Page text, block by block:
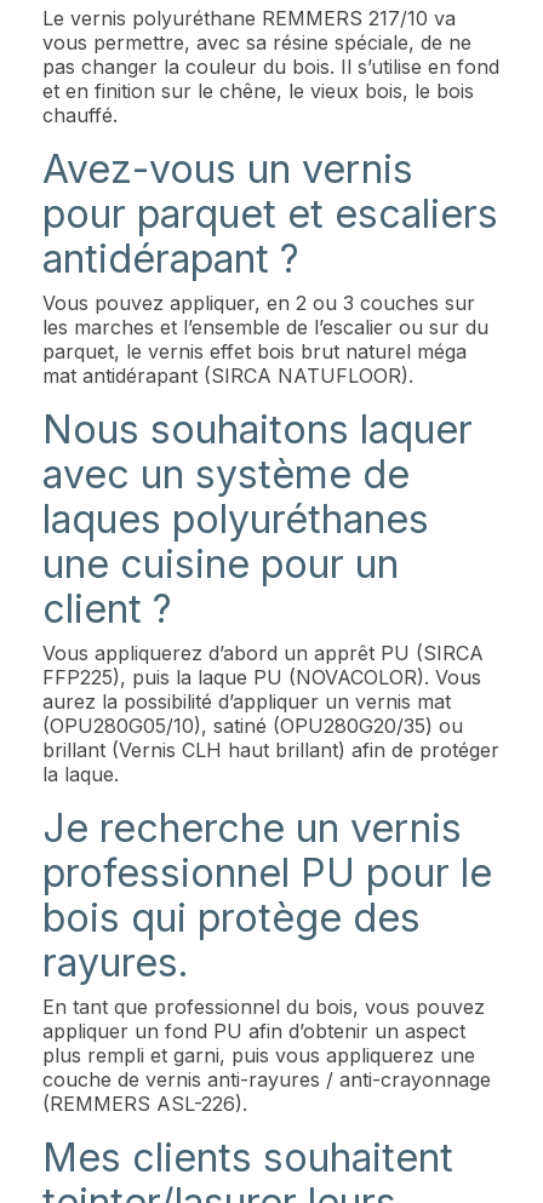
Le vernis polyuréthane REMMERS 217/10 va
vous permettre, avec sa résine spéciale, de ne
pas changer la couleur du bois. Il s’utilise en fond
et en finition sur le chêne, le vieux bois, le bois
chauffé.
Avez-vous un vernis
pour parquet et escaliers
antidérapant ?
Vous pouvez appliquer, en 2 ou 3 couches sur
les marches et l’ensemble de l’escalier ou sur du
parquet, le vernis effet bois brut naturel méga
mat antidérapant (SIRCA NATUFLOOR).
Nous souhaitons laquer
avec un système de
laques polyuréthanes
une cuisine pour un
client ?
Vous appliquerez d’abord un apprêt PU (SIRCA
FFP225), puis la laque PU (NOVACOLOR). Vous
aurez la possibilité d’appliquer un vernis mat
(OPU280G05/10), satiné (OPU280G20/35) ou
brillant (Vernis CLH haut brillant) afin de protéger
la laque.
Je recherche un vernis
professionnel PU pour le
bois qui protège des
rayures.
En tant que professionnel du bois, vous pouvez
appliquer un fond PU afin d’obtenir un aspect
plus rempli et garni, puis vous appliquerez une
couche de vernis anti-rayures / anti-crayonnage
(REMMERS ASL-226).
Mes clients souhaitent